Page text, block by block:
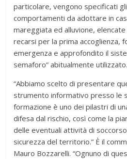
particolare, vengono specificati
comportamenti da adottare in
mareggiata ed alluvione,
recarsi per la prima accoglienza,
emergenza e approfondito il
semaforo” abitualmente utilizzato.
“Abbiamo scelto di presentare
strumento informativo presso le
formazione è uno dei pilastri di
difesa dal rischio, così come la
delle eventuali attività di
sicurezza del territorio.” È il
Mauro Bozzarelli. “Ognuno di